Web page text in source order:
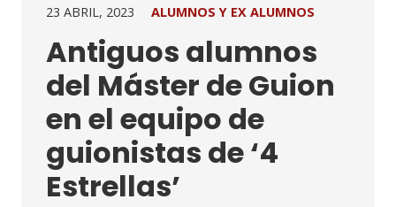
23 ABRIL, 2023 ALUMNOS Y EX ALUMNOS
Antiguos alumnos
del Máster de Guion
en el equipo de
guionistas de ‘4
Estrellas’